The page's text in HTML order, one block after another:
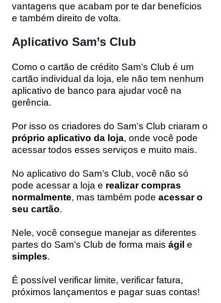
vantagens que acabam por te dar benefícios
e também direito de volta.
Aplicativo Sam’s Club
Como o cartão de crédito Sam’s Club é um
cartão individual da loja, ele não tem nenhum
aplicativo de banco para ajudar você na
gerência.
Por isso os criadores do Sam’s Club criaram o
próprio aplicativo da loja, onde você pode
acessar todos esses serviços e muito mais.
No aplicativo do Sam’s Club, você não só
pode acessar a loja e realizar compras
normalmente, mas também pode acessar o
seu cartão.
Nele, você consegue manejar as diferentes
partes do Sam’s Club de forma mais ágil e
simples.
É possível verificar limite, verificar fatura,
próximos lançamentos e pagar suas contas!